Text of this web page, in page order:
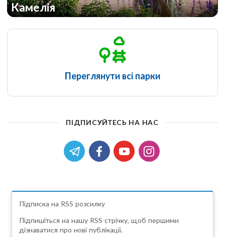
Камелія
Переглянути всі парки
ПІДПИСУЙТЕСЬ НА НАС
Підписка на RSS розсилку
Підпишіться на нашу RSS стрічку, щоб першими
дізнаватися про нові публікації.